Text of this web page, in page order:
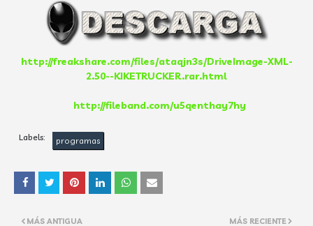
http://freakshare.com/files/ataqjn3s/DriveImage-XML-
2.50--KIKETRUCKER.rar.html
http://fileband.com/u5qenthay7hy
Labels: programas
MÁS RECIENTE
MÁS ANTIGUA